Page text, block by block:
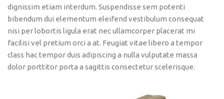
dignissim etiam interdum. Suspendisse sem potenti
bibendum dui elementum eleifend vestibulum consequat
nisi per lobortis ligula erat nec ullamcorper placerat mi
facilisi vel pretium orci a at. Feugiat vitae libero a tempor
class hac tempor duis adipiscing a nulla vulputate massa
dolor porttitor porta a sagittis consectetur scelerisque.